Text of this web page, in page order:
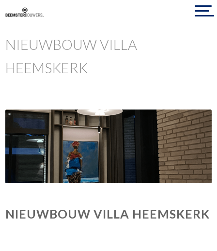
NIEUWBOUW VILLA
HEEMSKERK
NIEUWBOUW VILLA HEEMSKERK